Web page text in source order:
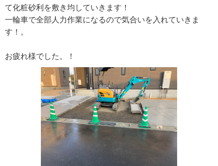
て化粧砂利を敷き均していきます！
一輪車で全部人力作業になるので気合いを入れていきま
す！。
お疲れ様でした。！